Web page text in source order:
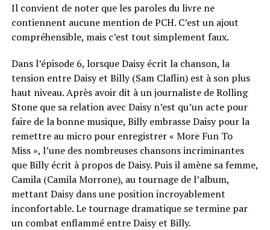
Il convient de noter que les paroles du livre ne
contiennent aucune mention de PCH. C’est un ajout
compréhensible, mais c’est tout simplement faux.
Dans l’épisode 6, lorsque Daisy écrit la chanson, la
tension entre Daisy et Billy (Sam Claflin) est à son plus
haut niveau. Après avoir dit à un journaliste de Rolling
Stone que sa relation avec Daisy n’est qu’un acte pour
faire de la bonne musique, Billy embrasse Daisy pour la
remettre au micro pour enregistrer « More Fun To
Miss », l’une des nombreuses chansons incriminantes
que Billy écrit à propos de Daisy. Puis il amène sa femme,
Camila (Camila Morrone), au tournage de l’album,
mettant Daisy dans une position incroyablement
inconfortable. Le tournage dramatique se termine par
un combat enflammé entre Daisy et Billy.